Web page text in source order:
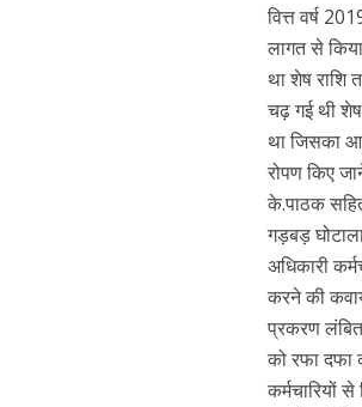
वित्त वर्ष
लागत से
था शेष राशि
चढ़ गई थी शेष
था जिसका
रोपण किए
के.पाठक
गड़बड़
अधिकारी
करने की
प्रकरण
को रफा दफा
कर्मचारियों